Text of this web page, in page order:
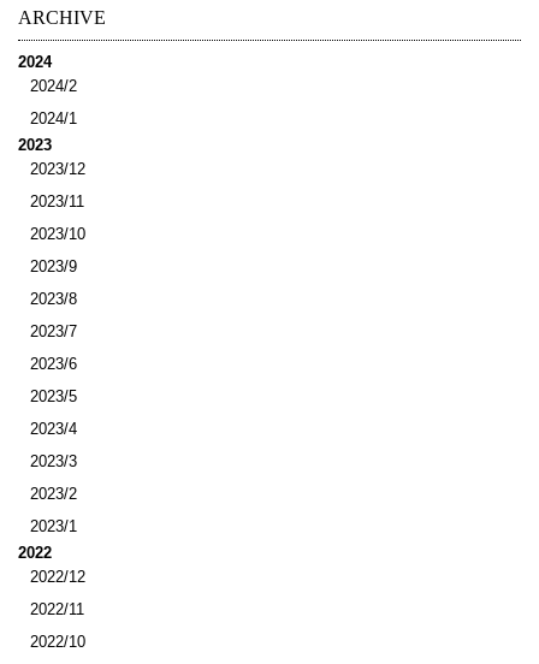
ARCHIVE
2024
2024/2
2024/1
2023
2023/12
2023/11
2023/10
2023/9
2023/8
2023/7
2023/6
2023/5
2023/4
2023/3
2023/2
2023/1
2022
2022/12
2022/11
2022/10